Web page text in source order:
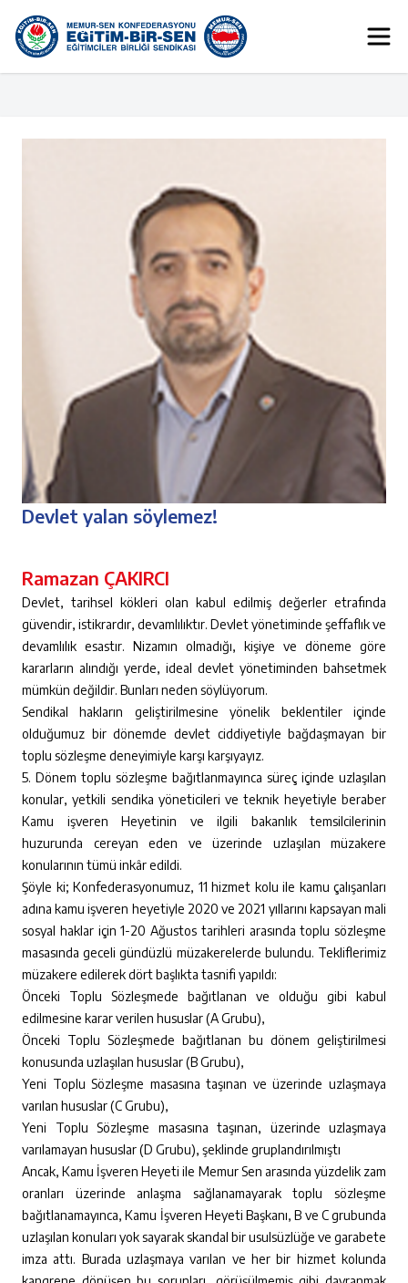
Devlet yalan söylemez!
Ramazan ÇAKIRCI
Devlet, tarihsel kökleri olan kabul edilmiş değerler etrafında
güvendir, istikrardır, devamlılıktır. Devlet yönetiminde şeffaflık ve
devamlılık esastır. Nizamın olmadığı, kişiye ve döneme göre
kararların alındığı yerde, ideal devlet yönetiminden bahsetmek
mümkün değildir. Bunları neden söylüyorum.
Sendikal hakların geliştirilmesine yönelik beklentiler içinde
olduğumuz bir dönemde devlet ciddiyetiyle bağdaşmayan bir
toplu sözleşme deneyimiyle karşı karşıyayız.
5. Dönem toplu sözleşme bağıtlanmayınca süreç içinde uzlaşılan
konular, yetkili sendika yöneticileri ve teknik heyetiyle beraber
Kamu işveren Heyetinin ve ilgili bakanlık temsilcilerinin
huzurunda cereyan eden ve üzerinde uzlaşılan müzakere
konularının tümü inkâr edildi.
Şöyle ki; Konfederasyonumuz, 11 hizmet kolu ile kamu çalışanları
adına kamu işveren heyetiyle 2020 ve 2021 yıllarını kapsayan mali
sosyal haklar için 1-20 Ağustos tarihleri arasında toplu sözleşme
masasında geceli gündüzlü müzakerelerde bulundu. Tekliflerimiz
müzakere edilerek dört başlıkta tasnifi yapıldı:
Önceki Toplu Sözleşmede bağıtlanan ve olduğu gibi kabul
edilmesine karar verilen hususlar (A Grubu),
Önceki Toplu Sözleşmede bağıtlanan bu dönem geliştirilmesi
konusunda uzlaşılan hususlar (B Grubu),
Yeni Toplu Sözleşme masasına taşınan ve üzerinde uzlaşmaya
varılan hususlar (C Grubu),
Yeni Toplu Sözleşme masasına taşınan, üzerinde uzlaşmaya
varılamayan hususlar (D Grubu), şeklinde gruplandırılmıştı
Ancak, Kamu İşveren Heyeti ile Memur Sen arasında yüzdelik zam
oranları üzerinde anlaşma sağlanamayarak toplu sözleşme
bağıtlanamayınca, Kamu İşveren Heyeti Başkanı, B ve C grubunda
uzlaşılan konuları yok sayarak skandal bir usulsüzlüğe ve garabete
imza attı. Burada uzlaşmaya varılan ve her bir hizmet kolunda